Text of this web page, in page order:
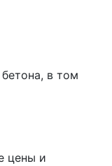
в том
цены и